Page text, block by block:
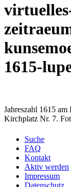
1615-
Jahreszahl 1615
Kirchplatz Nr. 7.
Suche
FAQ
Kontakt
Aktiv werden
Impressum
Datenschutz